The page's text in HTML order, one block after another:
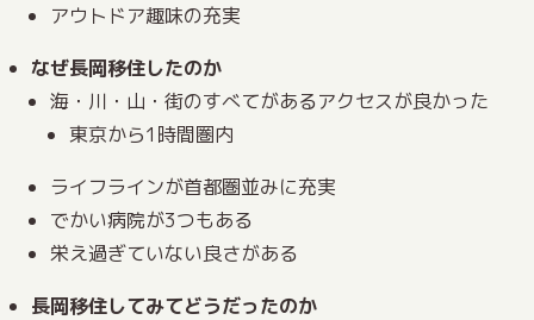
アウトドア趣味の充実
なぜ長岡移住したのか
海・川・山・街のすべてがあるアクセスが良かった
東京から1時間圏内
ライフラインが首都圏並みに充実
でかい病院が3つもある
栄え過ぎていない良さがある
長岡移住してみてどうだったのか